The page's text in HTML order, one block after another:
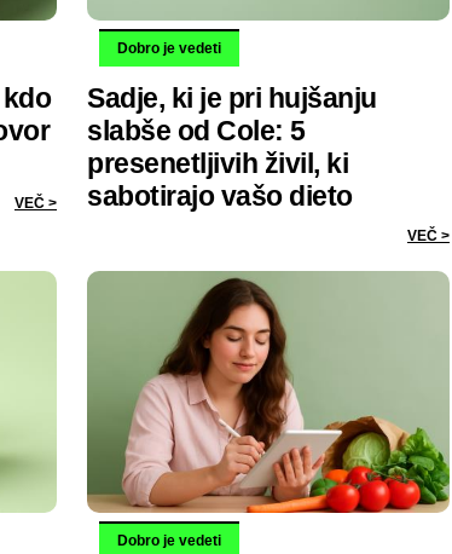
VEČ >
Dobro je vedeti
Sadje, ki je pri hujšanju
slabše od Cole: 5
presenetljivih živil, ki
sabotirajo vašo dieto
VEČ >
Dobro je vedeti